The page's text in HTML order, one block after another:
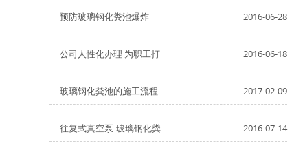
预防玻璃钢化粪池爆炸 2016-06-28
公司人性化办理 为职工打 2016-06-18
玻璃钢化粪池的施工流程 2017-02-09
往复式真空泵-玻璃钢化粪 2016-07-14